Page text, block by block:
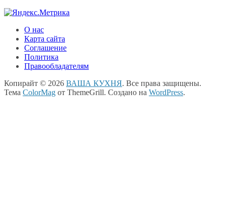
О нас
Карта сайта
Соглашение
Политика
Правообладателям
Копирайт © 2026 ВАША КУХНЯ. Все права защищены.
Тема ColorMag от ThemeGrill. Создано на WordPress.